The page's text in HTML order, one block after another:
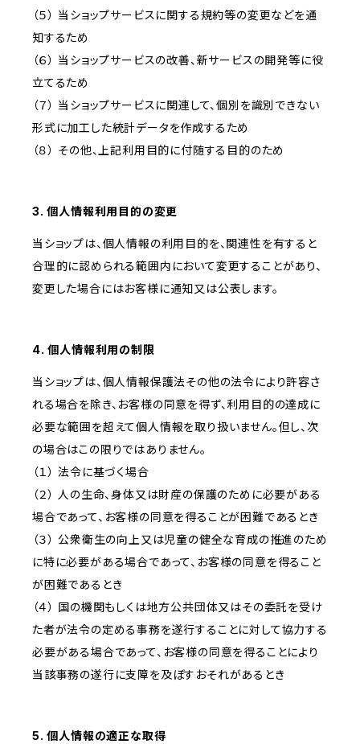
（５） 当ショップサービスに関する規約等の変更などを通
知するため
（６） 当ショップサービスの改善、新サービスの開発等に役
立てるため
（７） 当ショップサービスに関連して、個別を識別できない
形式に加工した統計データを作成するため
（８） その他、上記利用目的に付随する目的のため
3. 個人情報利用目的の変更
当ショップは、個人情報の利用目的を、関連性を有すると
合理的に認められる範囲内において変更することがあり、
変更した場合にはお客様に通知又は公表します。
4. 個人情報利用の制限
当ショップは、個人情報保護法その他の法令により許容さ
れる場合を除き、お客様の同意を得ず、利用目的の達成に
必要な範囲を超えて個人情報を取り扱いません。但し、次
の場合はこの限りではありません。
（１） 法令に基づく場合
（２） 人の生命、身体又は財産の保護のために必要がある
場合であって、お客様の同意を得ることが困難であるとき
（３） 公衆衛生の向上又は児童の健全な育成の推進のため
に特に必要がある場合であって、お客様の同意を得ること
が困難であるとき
（４） 国の機関もしくは地方公共団体又はその委託を受け
た者が法令の定める事務を遂行することに対して協力する
必要がある場合であって、お客様の同意を得ることにより
当該事務の遂行に支障を及ぼすおそれがあるとき
5. 個人情報の適正な取得